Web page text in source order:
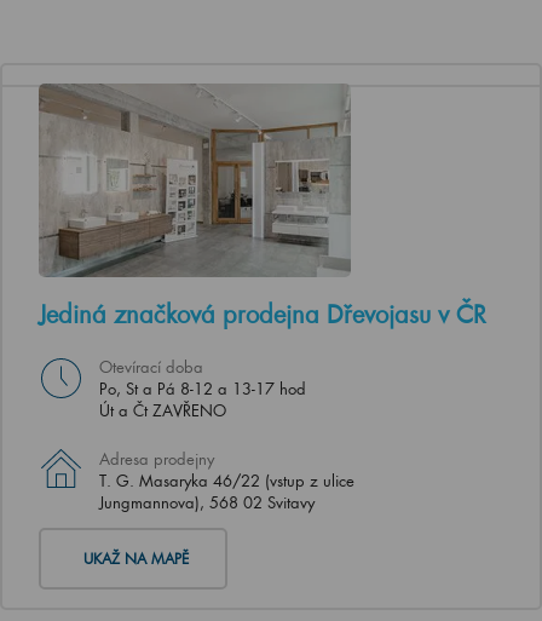
Jediná značková prodejna Dřevojasu v ČR
Otevírací doba
Po, St a Pá 8-12 a 13-17 hod
Út a Čt ZAVŘENO
Adresa prodejny
T. G. Masaryka 46/22 (vstup z ulice
Jungmannova), 568 02 Svitavy
UKAŽ NA MAPĚ